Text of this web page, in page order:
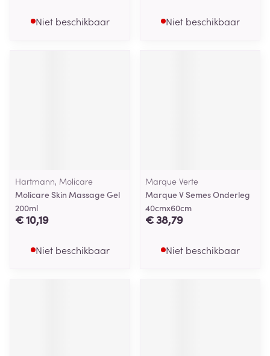
Niet beschikbaar Niet beschikbaar
Hartmann, Molicare
Molicare Skin Massage Gel
200ml
€ 10,19
Niet beschikbaar
Marque Verte
Marque V Semes Onderleg
40cmx60cm
€ 38,79
Niet beschikbaar